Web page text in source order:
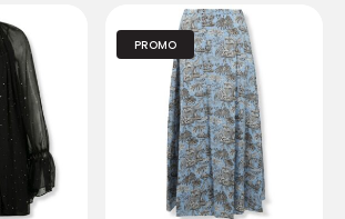
Le
opzioni
possono
prodotto
PROMO